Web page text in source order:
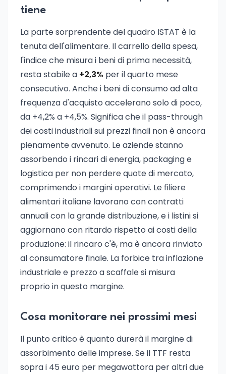
tiene
La parte sorprendente del quadro ISTAT è la
tenuta dell'alimentare. Il carrello della spesa,
l'indice che misura i beni di prima necessità,
resta stabile a +2,3% per il quarto mese
consecutivo. Anche i beni di consumo ad alta
frequenza d'acquisto accelerano solo di poco,
da +4,2% a +4,5%. Significa che il pass-through
dei costi industriali sui prezzi finali non è ancora
pienamente avvenuto. Le aziende stanno
assorbendo i rincari di energia, packaging e
logistica per non perdere quote di mercato,
comprimendo i margini operativi. Le filiere
alimentari italiane lavorano con contratti
annuali con la grande distribuzione, e i listini si
aggiornano con ritardo rispetto ai costi della
produzione: il rincaro c'è, ma è ancora rinviato
al consumatore finale. La forbice tra inflazione
industriale e prezzo a scaffale si misura
proprio in questo margine.
Cosa monitorare nei prossimi mesi
Il punto critico è quanto durerà il margine di
assorbimento delle imprese. Se il TTF resta
sopra i 45 euro per megawattora per altri due